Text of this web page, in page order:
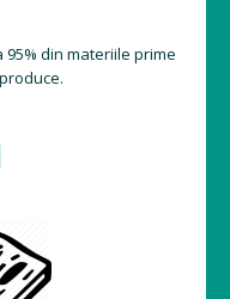
95% din materiile prime